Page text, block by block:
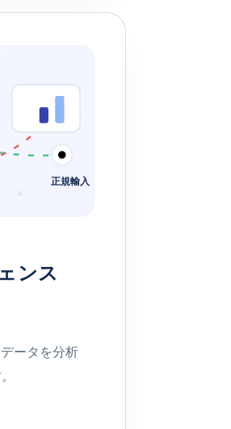
正規輸入
ンス
ータを分析